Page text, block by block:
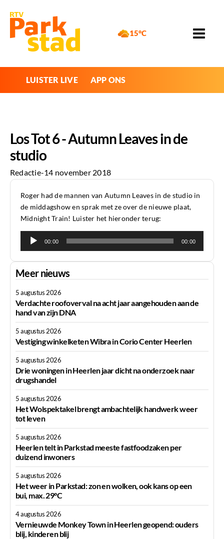
15°C
LUISTER LIVE APP ONS
Los Tot 6 - Autumn Leaves in de
studio
Redactie-14 november 2018
Roger had de mannen van Autumn Leaves in de studio in
de middagshow en sprak met ze over de nieuwe plaat,
Midnight Train! Luister het hieronder terug:
Audiospeler
00:00 00:00
Meer nieuws
5 augustus 2026
Verdachte roofoverval na acht jaar aangehouden aan de
hand van zijn DNA
5 augustus 2026
Vestiging winkelketen Wibra in Corio Center Heerlen
5 augustus 2026
Drie woningen in Heerlen jaar dicht na onderzoek naar
drugshandel
5 augustus 2026
Het Wolspektakel brengt ambachtelijk handwerk weer
tot leven
5 augustus 2026
Heerlen telt in Parkstad meeste fastfoodzaken per
duizend inwoners
5 augustus 2026
Het weer in Parkstad: zon en wolken, ook kans op een
bui, max. 29°C
4 augustus 2026
Vernieuwde Monkey Town in Heerlen geopend: ouders
blij, kinderen blij